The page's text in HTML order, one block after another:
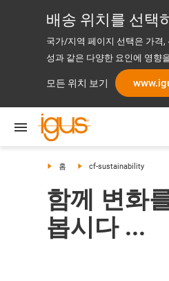
배송 위치를 선택
국가/지역 페이지 선택은 가격,
성과 같은 다양한 요인에 영향
모든 위치 보기
홈 cf-sustainability
함께 변화
봅시다 ...